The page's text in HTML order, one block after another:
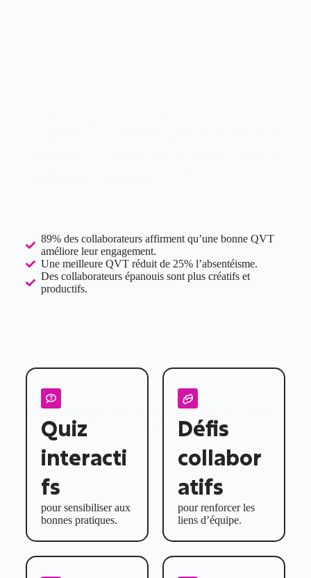
Pourquoi investir dans la QVT ?
Le Challenge Feel Goodplace le bien-être au centre de vos
priorités. En combinant des activités interactives et
collaboratives, ce Challenge aide vos équipes à adopter des
pratiques saines et à renforcer leur équilibre entre vie
professionnelle et personnelle.
89% des collaborateurs affirment qu’une bonne QVT
améliore leur engagement.
Une meilleure QVT réduit de 25% l’absentéisme.
Des collaborateurs épanouis sont plus créatifs et
productifs.
Un Challenge pour une meilleure qualité de vie au travail
Challenge Feel Good
Quiz
interacti
fs
pour sensibiliser aux
bonnes pratiques.
Défis
collabor
atifs
pour renforcer les
liens d’équipe.